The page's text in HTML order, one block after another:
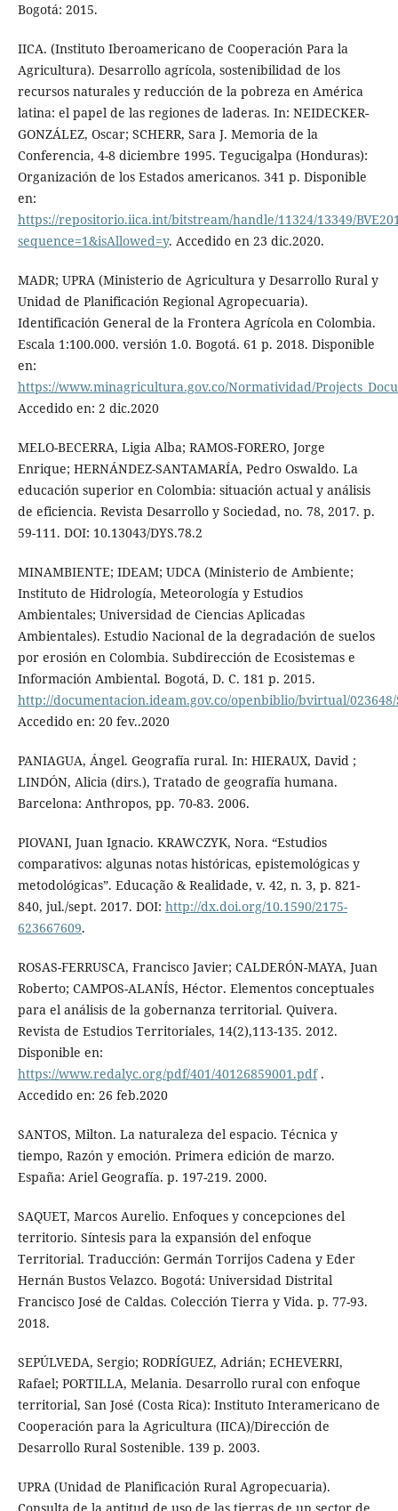
Bogotá: 2015.
IICA. (Instituto Iberoamericano de Cooperación Para la
Agricultura). Desarrollo agrícola, sostenibilidad de los
recursos naturales y reducción de la pobreza en América
latina: el papel de las regiones de laderas. In: NEIDECKER-
GONZÁLEZ, Oscar; SCHERR, Sara J. Memoria de la
Conferencia, 4-8 diciembre 1995. Tegucigalpa (Honduras):
Organización de los Estados americanos. 341 p. Disponible
en:
https://repositorio.iica.int/bitstream/handle/11324/13349/
sequence=1&isAllowed=y. Accedido en 23 dic.2020.
MADR; UPRA (Ministerio de Agricultura y Desarrollo Rural y
Unidad de Planificación Regional Agropecuaria).
Identificación General de la Frontera Agrícola en Colombia.
Escala 1:100.000. versión 1.0. Bogotá. 61 p. 2018. Disponible
en:
https://www.minagricultura.gov.co/Normatividad/
Accedido en: 2 dic.2020
MELO-BECERRA, Ligia Alba; RAMOS-FORERO, Jorge
Enrique; HERNÁNDEZ-SANTAMARÍA, Pedro Oswaldo. La
educación superior en Colombia: situación actual y análisis
de eficiencia. Revista Desarrollo y Sociedad, no. 78, 2017. p.
59-111. DOI: 10.13043/DYS.78.2
MINAMBIENTE; IDEAM; UDCA (Ministerio de Ambiente;
Instituto de Hidrología, Meteorología y Estudios
Ambientales; Universidad de Ciencias Aplicadas
Ambientales). Estudio Nacional de la degradación de suelos
por erosión en Colombia. Subdirección de Ecosistemas e
Información Ambiental. Bogotá, D. C. 181 p. 2015.
http://documentacion.ideam.gov.co/openbiblio/bvirtual/
Accedido en: 20 fev..2020
PANIAGUA, Ángel. Geografía rural. In: HIERAUX, David ;
LINDÓN, Alicia (dirs.), Tratado de geografía humana.
Barcelona: Anthropos, pp. 70-83. 2006.
PIOVANI, Juan Ignacio. KRAWCZYK, Nora. “Estudios
comparativos: algunas notas históricas, epistemológicas y
metodológicas”. Educação & Realidade, v. 42, n. 3, p. 821-
840, jul./sept. 2017. DOI: http://dx.doi.org/10.1590/2175-
623667609.
ROSAS-FERRUSCA, Francisco Javier; CALDERÓN-MAYA, Juan
Roberto; CAMPOS-ALANÍS, Héctor. Elementos conceptuales
para el análisis de la gobernanza territorial. Quivera.
Revista de Estudios Territoriales, 14(2),113-135. 2012.
Disponible en:
https://www.redalyc.org/pdf/401/40126859001.pdf.
Accedido en: 26 feb.2020
SANTOS, Milton. La naturaleza del espacio. Técnica y
tiempo, Razón y emoción. Primera edición de marzo.
España: Ariel Geografía. p. 197-219. 2000.
SAQUET, Marcos Aurelio. Enfoques y concepciones del
territorio. Síntesis para la expansión del enfoque
Territorial. Traducción: Germán Torrijos Cadena y Eder
Hernán Bustos Velazco. Bogotá: Universidad Distrital
Francisco José de Caldas. Colección Tierra y Vida. p. 77-93.
2018.
SEPÚLVEDA, Sergio; RODRÍGUEZ, Adrián; ECHEVERRI,
Rafael; PORTILLA, Melania. Desarrollo rural con enfoque
territorial, San José (Costa Rica): Instituto Interamericano de
Cooperación para la Agricultura (IICA)/Dirección de
Desarrollo Rural Sostenible. 139 p. 2003.
UPRA (Unidad de Planificación Rural Agropecuaria).